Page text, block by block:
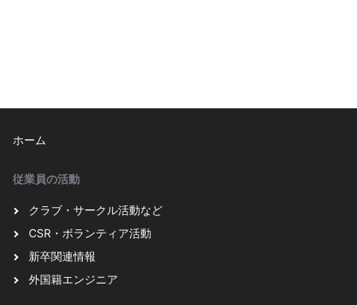
ホーム
従業員の活動
クラブ・サークル活動など
CSR・ボランティア活動
新卒関連情報
外国籍エンジニア